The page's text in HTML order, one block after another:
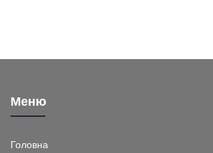
Меню
Головна